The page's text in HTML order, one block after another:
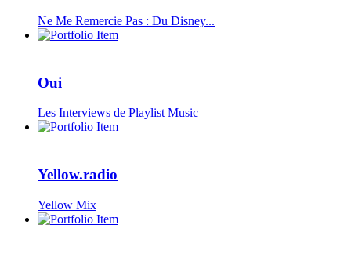
Ne Me Remercie Pas : Du Disney...
Oui
Les Interviews de Playlist Music
Yellow.radio
Yellow Mix